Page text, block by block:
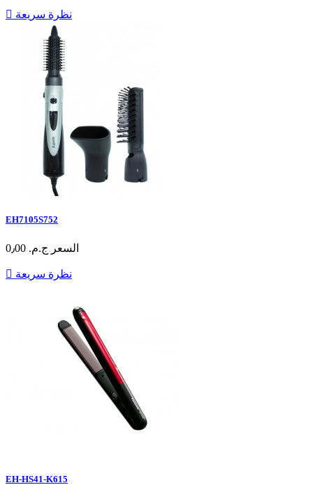
 نظرة سريعة
EH7105S752
السعر ج.م.‏ 0٫00
 نظرة سريعة
EH-HS41-K615